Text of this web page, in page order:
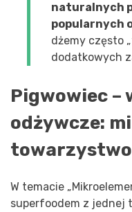
naturalnych
popularnych
dżemy często
dodatkowych
Pigwowiec –
odżywcze:
towarzystwo
W temacie
superfoodem z jednej